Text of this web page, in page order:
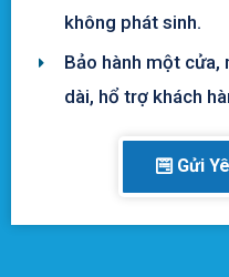
không phát sinh.
Bảo hành một cửa,
dài, hổ trợ khách
Gửi